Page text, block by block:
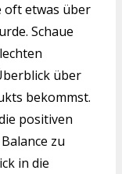
oft etwas über
Schaue
über
bekommst.
positiven
zu
in die